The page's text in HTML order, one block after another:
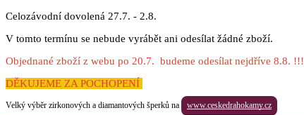
Celozávodní dovolená 27.7. - 2.8.
V tomto termínu se nebude vyrábět ani odesílat žádné zboží.
Objednané zboží z webu po 20.7. budeme odesílat nejdříve 8.8. !!!
DĚKUJEME ZA POCHOPENÍ
Velký výběr zirkonových a diamantových šperků na www.ceskedrahokamy.cz